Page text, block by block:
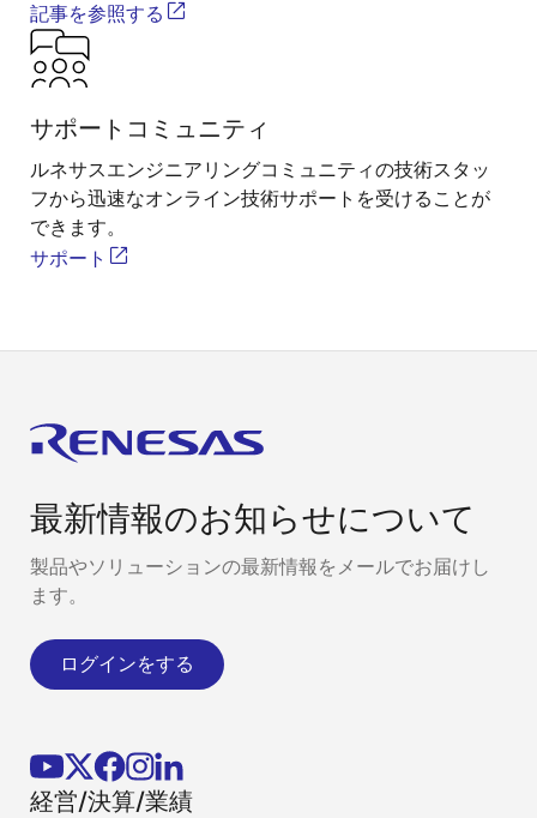
記事を参照する
サポートコミュニティ
ルネサスエンジニアリングコミュニティの技術スタッ
フから迅速なオンライン技術サポートを受けることが
できます。
サポート
最新情報のお知らせについて
製品やソリューションの最新情報をメールでお届けし
ます。
ログインをする
経営/決算/業績